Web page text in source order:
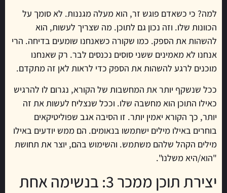
למה? כי כשאדם פוגש זר, הוא מעלה מגננות. לא סומך על
הכוונות שלו. וזה נכון גם לתוכן. מה שצריך לעשות, הוא
להשהות את הספק. כמו שקורה כשאנחנו שומעים בדיחה. הרי
אנחנו לא מאמינים ששני סוסים נכנסים לבר. רק שאנחנו
מוכנים לרגע להשהות את הספק כדי לראות לאן זה מתקדם.
ככל שנשקף יותר את המחשבות של הקורא, נגרום לו להרגיש
כאילו התוכן הוא מחשבה שלו. וככל שנצליח לעשות את זה
יותר, כך הקורא יאמין יותר. זו הסיבה אגב שפוליטיקאים
בוחרים באילו מילים ישתמשו בנאומים. הם ממש יודעים באילו
מילים הקהל שלהם משתמש. והשימוש בהם, יוצר את תחושת
"הוא/היא משלנו".
יצירת תוכן ממכר 3: בנשימה אחת